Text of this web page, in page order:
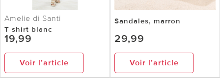
Amelie di Santi
T-shirt blanc
19,99
Voir l’article
Sandales, marron
29,99
Voir l’article